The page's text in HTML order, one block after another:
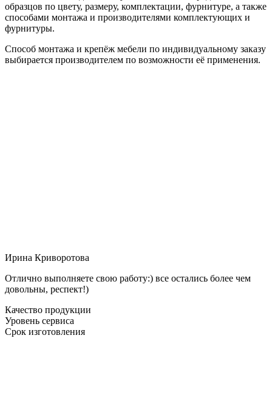
образцов по цвету, размеру, комплектации, фурнитуре, а также
способами монтажа и производителями комплектующих и
фурнитуры.
Способ монтажа и крепёж мебели по индивидуальному заказу
выбирается производителем по возможности её применения.
Ирина Криворотова
Отлично выполняете свою работу:) все остались более чем
довольны, респект!)
Качество продукции
Уровень сервиса
Срок изготовления